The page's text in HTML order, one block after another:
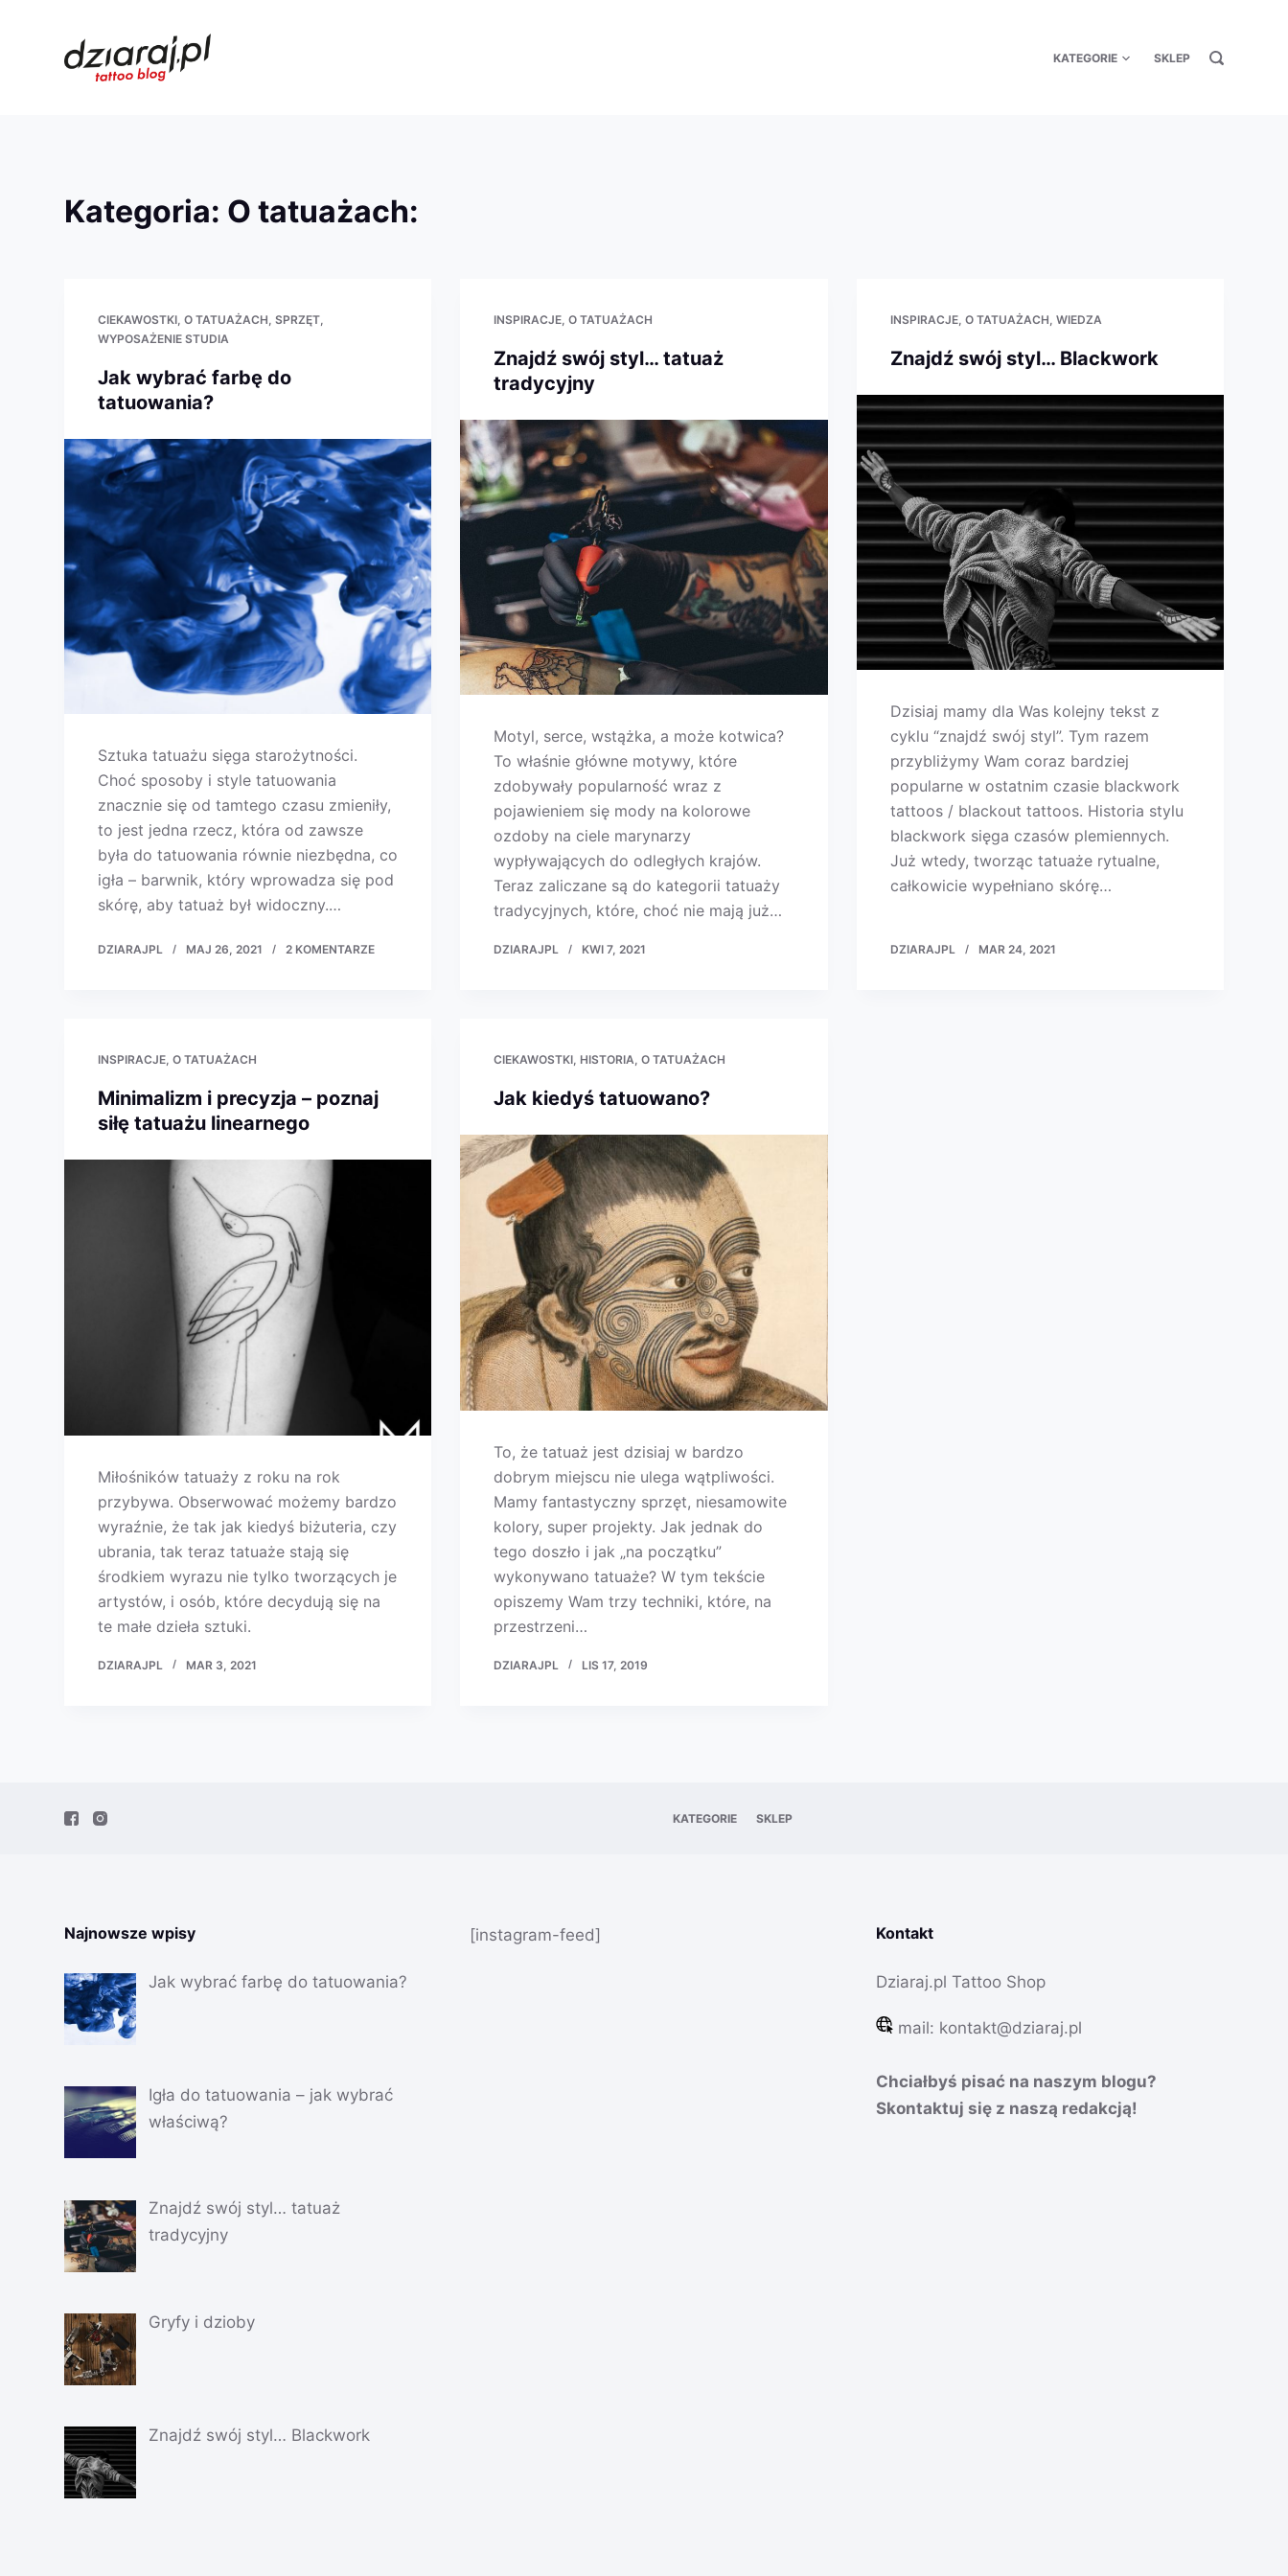
KATEGORIE SKLEP
Kategoria O tatuażach
CIEKAWOSTKI O TATUAŻACH SPRZĘT
WYPOSAŻENIE STUDIA
Jak wybrać farbę do
tatuowania?
Sztuka tatuażu sięga starożytności.
Choć sposoby i style tatuowania
znacznie się od tamtego czasu zmieniły,
to jest jedna rzecz, która od zawsze
była do tatuowania równie niezbędna, co
igła – barwnik, który wprowadza się pod
skórę, aby tatuaż był widoczny.…
DZIARAJPL MAJ 26, 2021 2 KOMENTARZE
INSPIRACJE O TATUAŻACH
Znajdź swój styl… tatuaż
tradycyjny
Motyl, serce, wstążka, a może kotwica?
To właśnie główne motywy, które
zdobywały popularność wraz z
pojawieniem się mody na kolorowe
ozdoby na ciele marynarzy
wypływających do odległych krajów.
Teraz zaliczane są do kategorii tatuaży
tradycyjnych, które, choć nie mają już…
DZIARAJPL KWI 7, 2021
INSPIRACJE O TATUAŻACH WIEDZA
Znajdź swój styl… Blackwork
Dzisiaj mamy dla Was kolejny tekst z
cyklu “znajdź swój styl”. Tym razem
przybliżymy Wam coraz bardziej
popularne w ostatnim czasie blackwork
tattoos / blackout tattoos. Historia stylu
blackwork sięga czasów plemiennych.
Już wtedy, tworząc tatuaże rytualne,
całkowicie wypełniano skórę…
DZIARAJPL MAR 24, 2021
INSPIRACJE O TATUAŻACH
Minimalizm i precyzja – poznaj
siłę tatuażu linearnego​
Miłośników tatuaży z roku na rok
przybywa. Obserwować możemy bardzo
wyraźnie, że tak jak kiedyś biżuteria, czy
ubrania, tak teraz tatuaże stają się
środkiem wyrazu nie tylko tworzących je
artystów, i osób, które decydują się na
te małe dzieła sztuki.
DZIARAJPL MAR 3, 2021
CIEKAWOSTKI HISTORIA O TATUAŻACH
Jak kiedyś tatuowano?
To, że tatuaż jest dzisiaj w bardzo
dobrym miejscu nie ulega wątpliwości.
Mamy fantastyczny sprzęt, niesamowite
kolory, super projekty. Jak jednak do
tego doszło i jak „na początku”
wykonywano tatuaże? W tym tekście
opiszemy Wam trzy techniki, które, na
przestrzeni…
DZIARAJPL LIS 17, 2019
KATEGORIE SKLEP
Najnowsze wpisy
Jak wybrać farbę do tatuowania?
Igła do tatuowania – jak wybrać
właściwą?
Znajdź swój styl… tatuaż
tradycyjny
Gryfy i dzioby
Znajdź swój styl… Blackwork
[instagram-feed] Kontakt
Dziaraj.pl Tattoo Shop
mail: kontakt@dziaraj.pl
Chciałbyś pisać na naszym blogu?
Skontaktuj się z naszą redakcją!